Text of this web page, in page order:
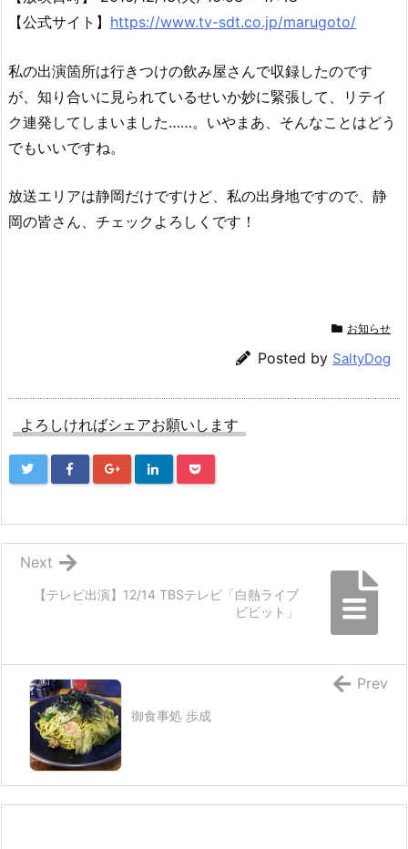
【公式サイト】 https://www.tv-sdt.co.jp/marugoto/
私の出演箇所は行きつけの飲み屋さんで収録したのです
が、知り合いに見られているせいか妙に緊張して、リテイ
ク連発してしまいました……。いやまあ、そんなことはどう
でもいいですね。
放送エリアは静岡だけですけど、私の出身地ですので、静
岡の皆さん、チェックよろしくです！
お知らせ
Posted by SaltyDog
よろしければシェアお願いします
【テレビ出演】12/14 TBSテレビ「白熱ライブ
ビビット」
Next
御食事処 歩成
Prev